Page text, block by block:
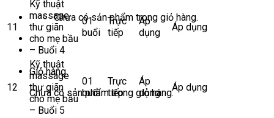
Chưa có sản phẩm trong giỏ hàng.
Giỏ hàng
Chưa có sản phẩm trong giỏ hàng.
11
Kỹ thuật
massage
thư giãn
cho mẹ bầu
– Buổi 4
01
buổi
Trực
tiếp
Áp
dụng
Áp dụng
12
Kỹ thuật
massage
thư giãn
cho mẹ bầu
– Buổi 5
01
buổi
Trực
tiếp
Áp
dụng
Áp dụng